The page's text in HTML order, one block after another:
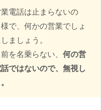
電話は止まらないの
で、何かの営業でしょ
ましょう。
を名乗らない、 何の営
ではないので、無視し